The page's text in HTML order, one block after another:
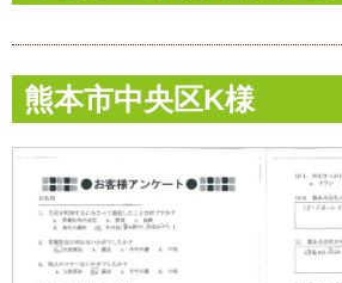
熊本市中央区K様